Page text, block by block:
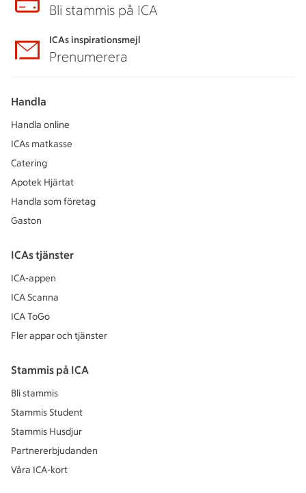
Bli stammis på ICA
ICAs inspirationsmejl
Prenumerera
Handla
Handla online
ICAs matkasse
Catering
Apotek Hjärtat
Handla som företag
Gaston
ICAs tjänster
ICA-appen
ICA Scanna
ICA ToGo
Fler appar och tjänster
Stammis på ICA
Bli stammis
Stammis Student
Stammis Husdjur
Partnererbjudanden
Våra ICA-kort